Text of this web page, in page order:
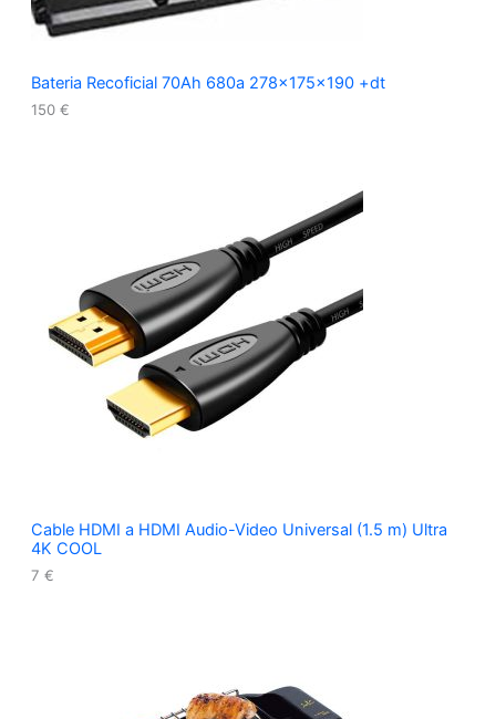
Bateria Recoficial 70Ah 680a 278x175x190 +dt
150 €
Cable HDMI a HDMI Audio-Video Universal (1.5 m) Ultra
4K COOL
7 €